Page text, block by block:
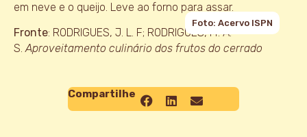
em neve e o queijo. Leve ao forno para assar.
Fronte: RODRIGUES, J. L. F; RODRIGUES, M. A.
S. Aproveitamento culinário dos frutos do cerrado
Foto: Acervo ISPN
Compartilhe